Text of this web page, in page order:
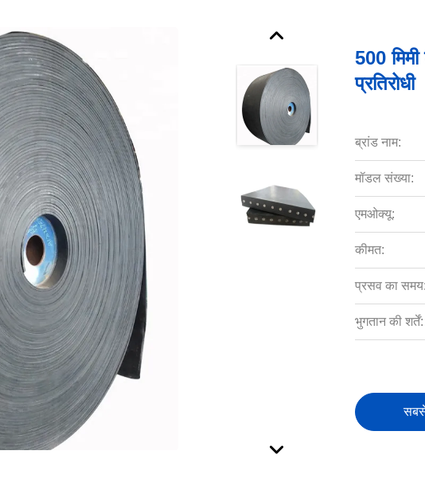
500
प्रतिरोधी
ब्रांड नाम:
मॉडल संख्या:
एमओक्यू:
कीमत:
प्रसव का समय:
भुगतान की शर्तें: